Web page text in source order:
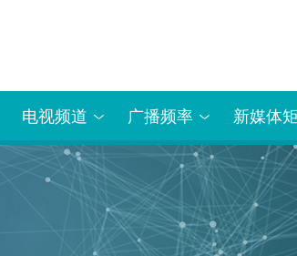
电视频道 广播频率 新媒体